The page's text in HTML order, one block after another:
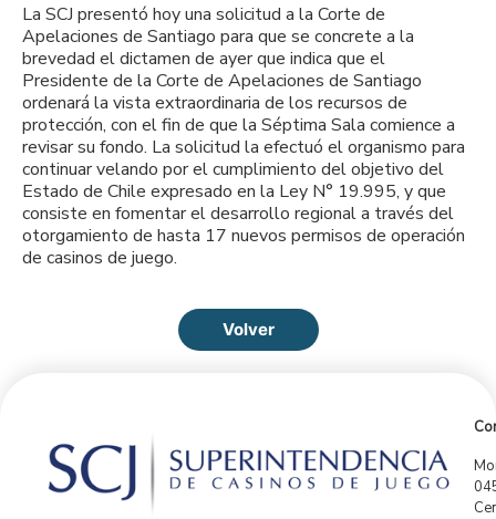
La SCJ presentó hoy una solicitud a la Corte de
Apelaciones de Santiago para que se concrete a la
brevedad el dictamen de ayer que indica que el
Presidente de la Corte de Apelaciones de Santiago
ordenará la vista extraordinaria de los recursos de
protección, con el fin de que la Séptima Sala comience a
revisar su fondo. La solicitud la efectuó el organismo para
continuar velando por el cumplimiento del objetivo del
Estado de Chile expresado en la Ley N° 19.995, y que
consiste en fomentar el desarrollo regional a través del
otorgamiento de hasta 17 nuevos permisos de operación
de casinos de juego.
Volver